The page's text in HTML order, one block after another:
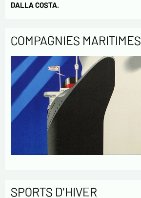
DALLA COSTA.
COMPAGNIES MARITIMES
SPORTS D'HIVER